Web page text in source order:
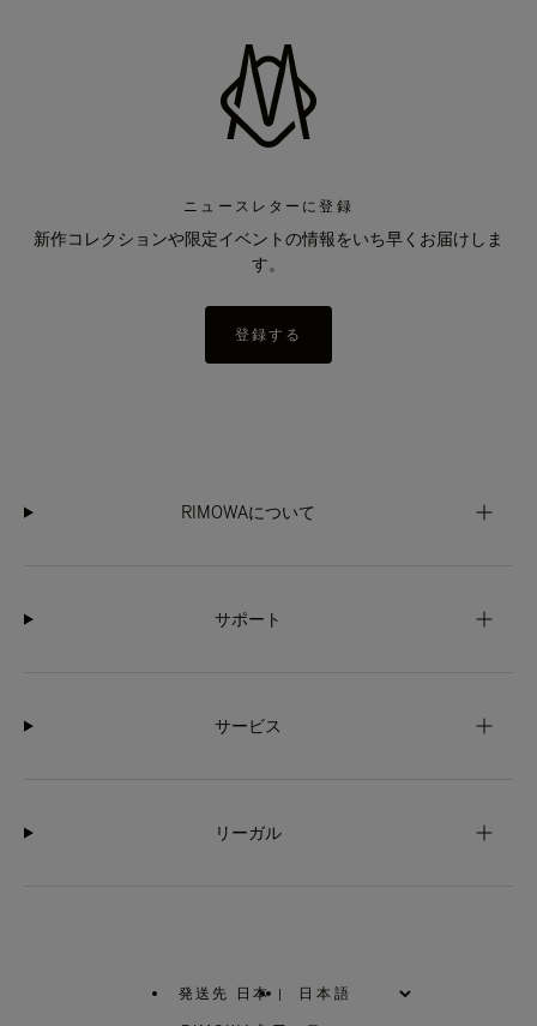
ニュースレターに登録
新作コレクションや限定イベントの情報をいち早くお届けしま
す。
登録する
RIMOWAについて
サポート
サービス
リーガル
発送先 日本 |